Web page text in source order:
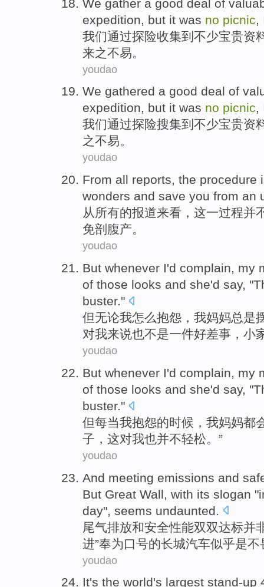
We gather a good deal of
expedition
but it was no picnic
我们通过探险收集到不少宝贵资
来之不易 。
youdao
We gathered a good deal of
expedition, but it was no picnic,
我们通过探险搜集到 不少宝贵资
之不易。
youdao
From all reports, the procedure
wonders and save you from an
从 所有的报道来看 ， 这一过程并
免剖腹产。
youdao
But whenever I'd complain, my
of those looks and she'd say, "
buster."
但无论我怎么抱怨， 我妈妈总是
对我来说也不是一件好差事 ，小
youdao
But whenever I'd complain, my
of those looks and she'd say, "
buster."
但每当我抱怨的时候， 我妈妈都
子 ， 这对我也并不轻松。”
youdao
And meeting emissions and
But Great Wall with its slogan
day", seems undaunted
尾气排放和安全性能双双达标并
进”奉为口号的长城汽车似乎是不
youdao
It's the world's largest stand-up